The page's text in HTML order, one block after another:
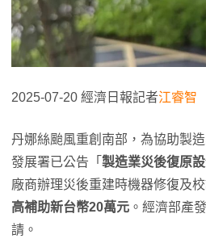
2025-07-20 經濟日報記者江睿智
丹娜絲颱風重創南部，為協助製
發展署已公告「 製造業災後復原
廠商辦理災後重建時機器修復及
高補助新台幣20萬元 。經濟部產
請。